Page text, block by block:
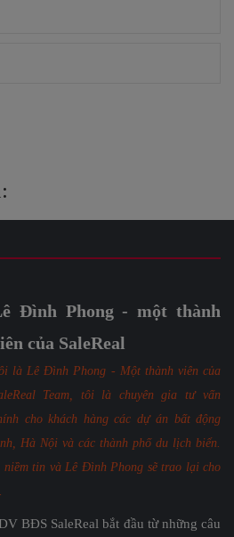
Đình Phong - một thành
của SaleReal
là Lê Đình Phong - Một thành viên của
Team, tôi là chuyên gia tư vấn
cho khách hàng các dự án bất động
Hà Nội và các thành phố du lịch biển.
niềm tin và Lê Đình Phong sẽ trao lại cho
BĐS SaleReal bắt đầu từ những câu